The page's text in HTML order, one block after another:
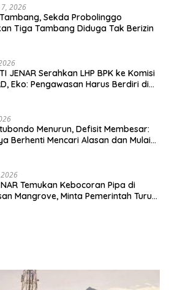
7, 2026
Sekda Probolinggo
Tiga Tambang Diduga Tak Berizin
JENAR Serahkan LHP BPK ke Komisi
Eko: Pengawasan Harus Berdiri di
Menurun, Defisit Membesar:
Berhenti Mencari Alasan dan Mulai
Temukan Kebocoran Pipa di
Mangrove, Minta Pemerintah Turun